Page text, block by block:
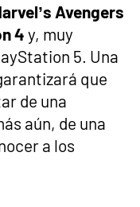
Avengers
4 y, muy
5. Una
que
de una
aún, de una
a los